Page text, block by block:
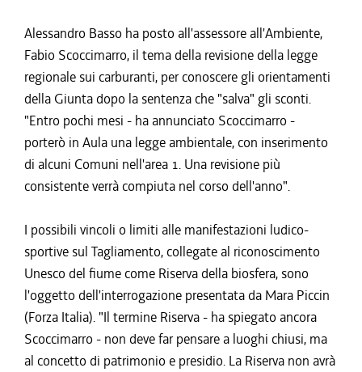
Alessandro Basso ha posto all'assessore all'Ambiente,
Fabio Scoccimarro, il tema della revisione della legge
regionale sui carburanti, per conoscere gli orientamenti
della Giunta dopo la sentenza che "salva" gli sconti.
"Entro pochi mesi - ha annunciato Scoccimarro -
porterò in Aula una legge ambientale, con inserimento
di alcuni Comuni nell'area 1. Una revisione più
consistente verrà compiuta nel corso dell'anno".
I possibili vincoli o limiti alle manifestazioni ludico-
sportive sul Tagliamento, collegate al riconoscimento
Unesco del fiume come Riserva della biosfera, sono
l'oggetto dell'interrogazione presentata da Mara Piccin
(Forza Italia). "Il termine Riserva - ha spiegato ancora
Scoccimarro - non deve far pensare a luoghi chiusi, ma
al concetto di patrimonio e presidio. La Riserva non avrà